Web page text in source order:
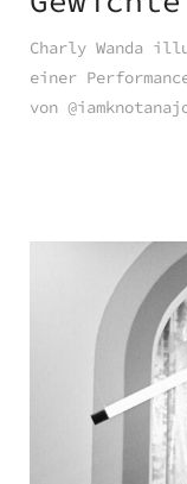
Charly Wanda
einer
von